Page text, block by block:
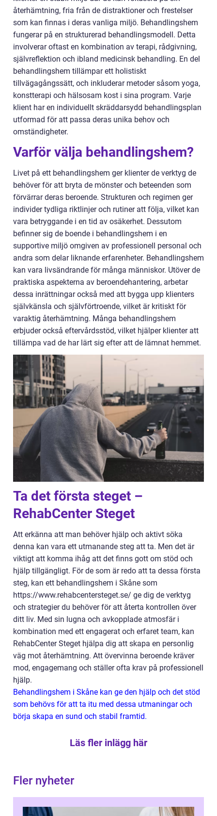
återhämtning, fria från de distraktioner och frestelser
som kan finnas i deras vanliga miljö. Behandlingshem
fungerar på en strukturerad behandlingsmodell. Detta
involverar oftast en kombination av terapi, rådgivning,
självreflektion och ibland medicinsk behandling. En del
behandlingshem tillämpar ett holistiskt
tillvägagångssätt, och inkluderar metoder såsom yoga,
konstterapi och hälsosam kost i sina program. Varje
klient har en individuellt skräddarsydd behandlingsplan
utformad för att passa deras unika behov och
omständigheter.
Varför välja behandlingshem?
Livet på ett behandlingshem ger klienter de verktyg de
behöver för att bryta de mönster och beteenden som
förvärrar deras beroende. Strukturen och regimen ger
individer tydliga riktlinjer och rutiner att följa, vilket kan
vara betryggande i en tid av osäkerhet. Dessutom
befinner sig de boende i behandlingshem i en
supportive miljö omgiven av professionell personal och
andra som delar liknande erfarenheter. Behandlingshem
kan vara livsändrande för många människor. Utöver de
praktiska aspekterna av beroendehantering, arbetar
dessa inrättningar också med att bygga upp klienters
självkänsla och självförtroende, vilket är kritiskt för
varaktig återhämtning. Många behandlingshem
erbjuder också eftervårdsstöd, vilket hjälper klienter att
tillämpa vad de har lärt sig efter att de lämnat hemmet.
Ta det första steget –
RehabCenter Steget
Att erkänna att man behöver hjälp och aktivt söka
denna kan vara ett utmanande steg att ta. Men det är
viktigt att komma ihåg att det finns gott om stöd och
hjälp tillgängligt. För de som är redo att ta dessa första
steg, kan ett behandlingshem i Skåne som
https://www.rehabcentersteget.se/ ge dig de verktyg
och strategier du behöver för att återta kontrollen över
ditt liv. Med sin lugna och avkopplade atmosfär i
kombination med ett engagerat och erfaret team, kan
RehabCenter Steget hjälpa dig att skapa en personlig
väg mot återhämtning. Att övervinna beroende kräver
mod, engagemang och ställer ofta krav på professionell
hjälp.
Behandlingshem i Skåne kan ge den hjälp och det stöd
som behövs för att ta itu med dessa utmaningar och
börja skapa en sund och stabil framtid.
Läs fler inlägg här
Fler nyheter